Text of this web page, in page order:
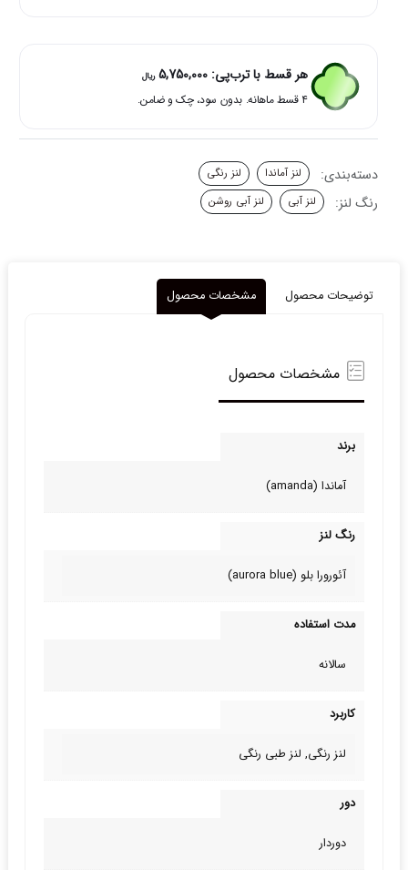
هر قسط با ترب‌پی: 5,750,000 ریال
۴ قسط ماهانه. بدون سود، چک و ضامن.
دسته‌بندی: لنز آماندا لنز رنگی
رنگ لنز: لنز آبی لنز آبی روشن
توضیحات محصول مشخصات محصول
مشخصات محصول
برند
آماندا (amanda)
رنگ لنز
آئورورا بلو (aurora blue)
مدت استفاده
سالانه
کاربرد
لنز رنگی, لنز طبی‌ رنگی
دور
دوردار